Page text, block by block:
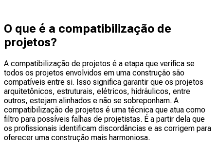
O que é a compatibilização de
projetos?
A compatibilização de projetos é a etapa que verifica se
todos os projetos envolvidos em uma construção são
compatíveis entre si. Isso significa garantir que os projetos
arquitetônicos, estruturais, elétricos, hidráulicos, entre
outros, estejam alinhados e não se sobreponham. A
compatibilização de projetos é uma técnica que atua como
filtro para possíveis falhas de projetistas. É a partir dela que
os profissionais identificam discordâncias e as corrigem para
oferecer uma construção mais harmoniosa.